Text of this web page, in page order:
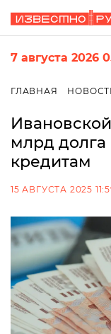
7 августа 2026
ГЛАВНАЯ
млрд
кредитам
15 АВГУСТА 2025